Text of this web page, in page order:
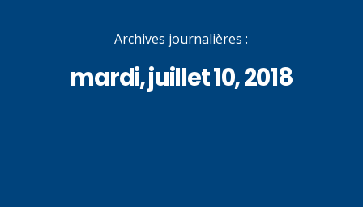
Archives journalières :
mardi, juillet 10, 2018